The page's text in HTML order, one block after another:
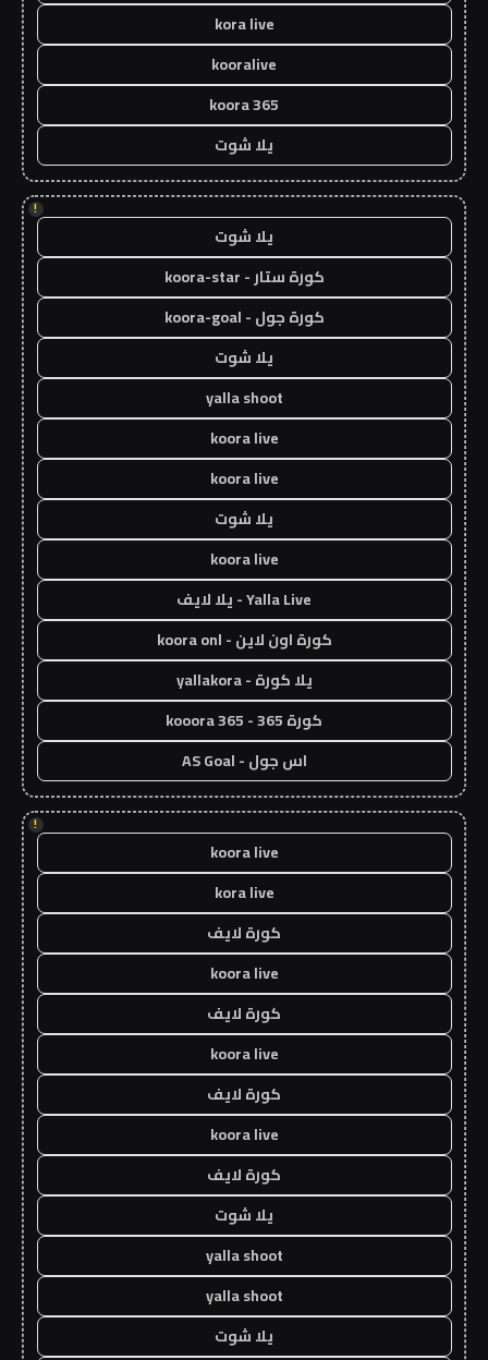
kora live
kooralive
koora 365
يلا شوت
!
يلا شوت
كورة ستار - koora-star
كورة جول - koora-goal
يلا شوت
yalla shoot
koora live
koora live
يلا شوت
koora live
Yalla Live - يلا لايف
كورة اون لاين - koora onl
يلا كورة - yallakora
كورة 365 - kooora 365
اس جول - AS Goal
!
koora live
kora live
كورة لايف
koora live
كورة لايف
koora live
كورة لايف
koora live
كورة لايف
يلا شوت
yalla shoot
yalla shoot
يلا شوت